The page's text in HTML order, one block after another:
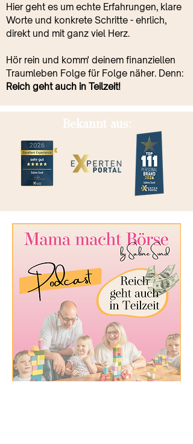
Hier geht es um echte Erfahrungen, klare
Worte und konkrete Schritte - ehrlich,
direkt und mit ganz viel Herz.
Hör rein und komm' deinem finanziellen
Traumleben Folge für Folge näher. Denn:
Reich geht auch in Teilzeit!
Bekannt aus: